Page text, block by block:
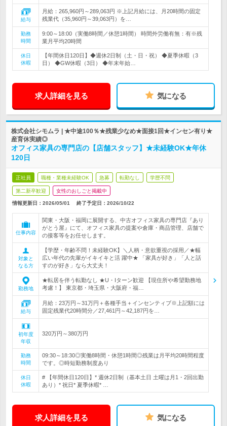
給与
月給：265,960円～289,063円 ※上記月給には、月20時間の固定
残業代（35,960円～39,063円）を…
勤務
時間
9:00～18:00（実働8時間／休憩1時間） 時間外労働有無：有※残
業月平均20時間
休日
休暇
【年間休日120日】◆週休2日制（土・日・祝） ◆夏季休暇（3
日） ◆GW休暇（3日） ◆年末年始…
求人詳細を見る 気になる
株式会社シモムラ | ★中途100％★残業少なめ★面接1回★インセン有り★
産育休実績◎
オフィス家具の専門店の【店舗スタッフ】★未経験OK★年休
120日
正社員 職種・業種未経験OK 急募 転勤なし 学歴不問
第二新卒歓迎 女性のおしごと掲載中
情報更新日：2026/05/01 終了予定日： 2026/10/22
仕事内容
関東・大阪・福岡に展開する、中古オフィス家具の専門店『あり
がとう屋』にて、オフィス家具の提案や倉庫・商品管理、店舗で
の接客等をお任せします。
対象と
なる方
【学歴・年齢不問！未経験OK】＼人柄・意欲重視の採用／★幅
広い年代の先輩がイキイキと活 躍中★ 「家具が好き」「人と話
すのが好き」なら大丈夫！
勤務地
★転居を伴う転勤なし ★U・Iターン歓迎 【現住所や希望勤務地
考慮！】 東京都・埼玉県・大阪府・福…
給与
月給：23万円～31万円＋各種手当＋インセンティブ※上記額には
固定残業代20時間分／27,461円～42,187円を…
初年度
年収
320万円～380万円
勤務
時間
09:30～18:30◎実働8時間・休憩1時間◎残業は月平均20時間程度
です。◎時短勤務制度あり
休日
休暇
# 【年間休日120日】* 週休2日制（基本土日 土曜は月1・2回出勤
あり）* 祝日* 夏季休暇* …
求人詳細を見る 気になる